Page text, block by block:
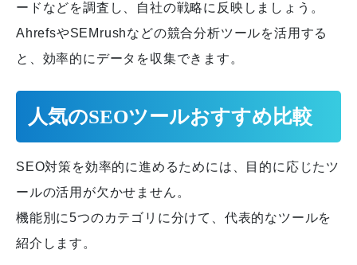
ードなどを調査し、自社の戦略に反映しましょう。
AhrefsやSEMrushなどの競合分析ツールを活用する
と、効率的にデータを収集できます。
人気のSEOツールおすすめ比較
SEO対策を効率的に進めるためには、目的に応じたツ
ールの活用が欠かせません。
機能別に5つのカテゴリに分けて、代表的なツールを
紹介します。